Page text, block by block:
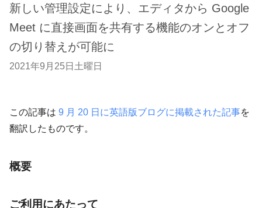
新しい管理設定により、エディタから Google
Meet に直接画面を共有する機能のオンとオフ
の切り替えが可能に
2021年9月25日土曜日
この記事は 9 月 20 日に英語版ブログに掲載された記事を
翻訳したものです。
概要
ご利用にあたって